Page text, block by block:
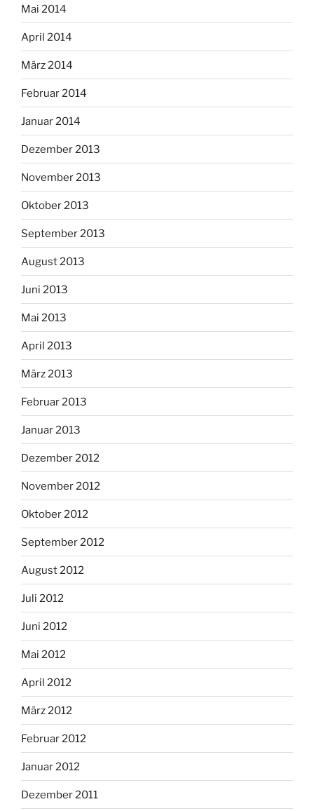
Mai 2014
April 2014
März 2014
Februar 2014
Januar 2014
Dezember 2013
November 2013
Oktober 2013
September 2013
August 2013
Juni 2013
Mai 2013
April 2013
März 2013
Februar 2013
Januar 2013
Dezember 2012
November 2012
Oktober 2012
September 2012
August 2012
Juli 2012
Juni 2012
Mai 2012
April 2012
März 2012
Februar 2012
Januar 2012
Dezember 2011